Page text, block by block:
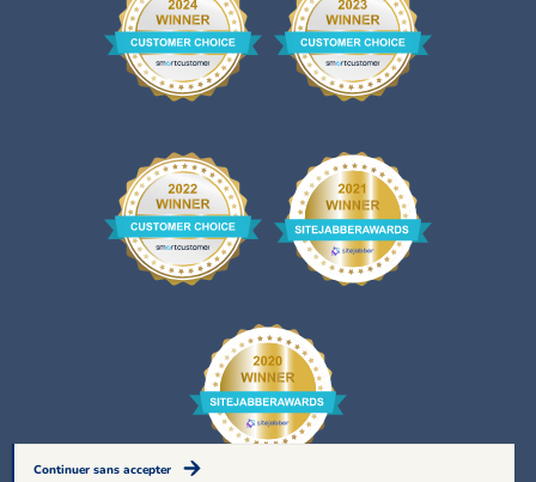
Continuer sans accepter